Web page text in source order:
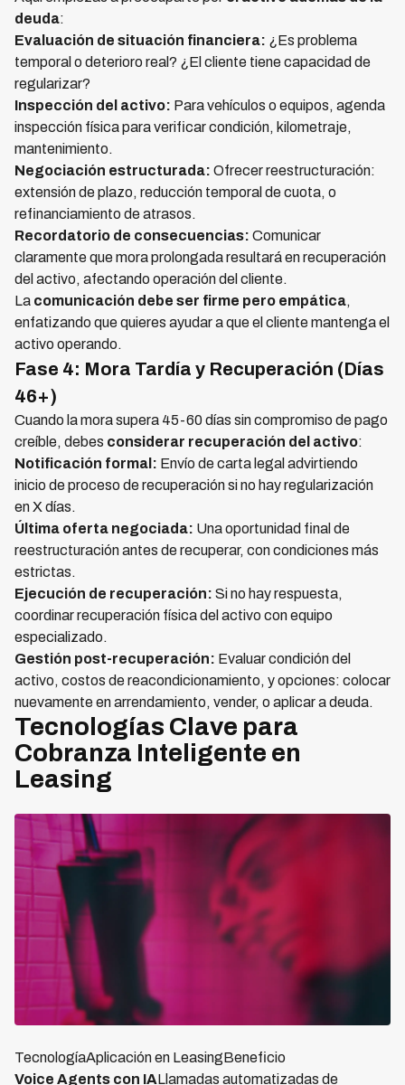
deuda:
Evaluación de situación financiera: ¿Es problema
temporal o deterioro real? ¿El cliente tiene capacidad de
regularizar?
Inspección del activo: Para vehículos o equipos, agenda
inspección física para verificar condición, kilometraje,
mantenimiento.
Negociación estructurada: Ofrecer reestructuración:
extensión de plazo, reducción temporal de cuota, o
refinanciamiento de atrasos.
Recordatorio de consecuencias: Comunicar
claramente que mora prolongada resultará en recuperación
del activo, afectando operación del cliente.
La comunicación debe ser firme pero empática,
enfatizando que quieres ayudar a que el cliente mantenga el
activo operando.
Fase 4: Mora Tardía y Recuperación (Días
46+)
Cuando la mora supera 45-60 días sin compromiso de pago
creíble, debes considerar recuperación del activo:
Notificación formal: Envío de carta legal advirtiendo
inicio de proceso de recuperación si no hay regularización
en X días.
Última oferta negociada: Una oportunidad final de
reestructuración antes de recuperar, con condiciones más
estrictas.
Ejecución de recuperación: Si no hay respuesta,
coordinar recuperación física del activo con equipo
especializado.
Gestión post-recuperación: Evaluar condición del
activo, costos de reacondicionamiento, y opciones: colocar
nuevamente en arrendamiento, vender, o aplicar a deuda.
Tecnologías Clave para
Cobranza Inteligente en
Leasing
TecnologíaAplicación en LeasingBeneficio
Voice Agents con IALlamadas automatizadas de